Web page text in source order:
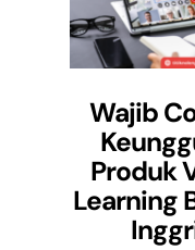
Wajib
Produk
Learning